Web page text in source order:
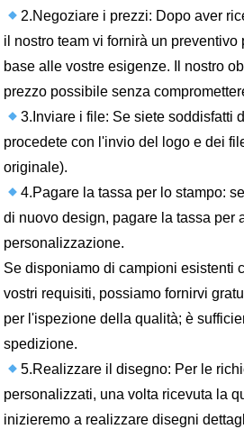
2.Negoziare i prezzi: Dopo aver
il nostro team vi fornirà un preventivo
base alle vostre esigenze. Il nostro
prezzo possibile senza
3.Inviare i file: Se siete soddisfatti
procedete con l'invio del logo e dei
originale).
4.Pagare la tassa per lo stampo:
di nuovo design, pagare la tassa per
personalizzazione.
Se disponiamo di campioni esistenti
vostri requisiti, possiamo fornirvi
per l'ispezione della qualità; è
spedizione.
5.Realizzare il disegno: Per le
personalizzati, una volta ricevuta la
inizieremo a realizzare disegni